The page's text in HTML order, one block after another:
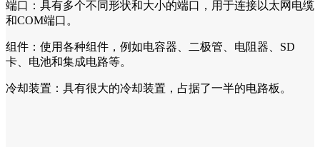
端口：具有多个不同形状和大小的端口，用于连接以太网电缆
和COM端口。
组件：使用各种组件，例如电容器、二极管、电阻器、SD
卡、电池和集成电路等。
冷却装置：具有很大的冷却装置，占据了一半的电路板。